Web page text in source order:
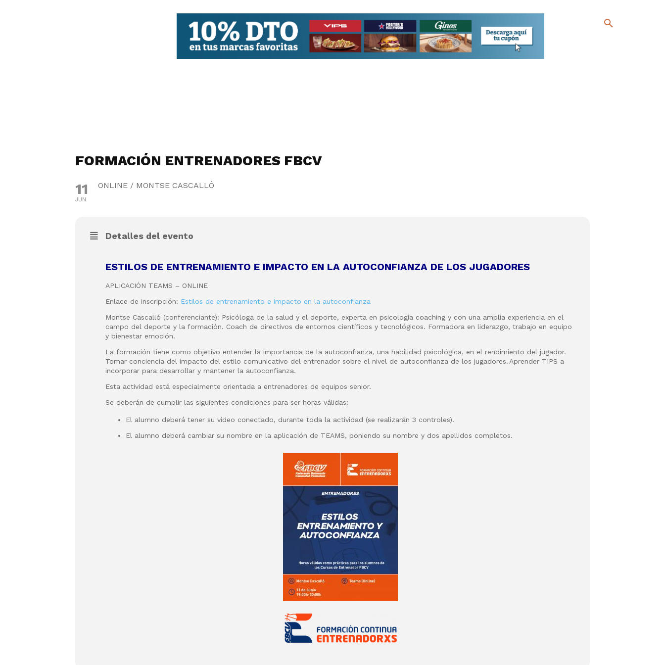
FORMACIÓN ENTRENADORES FBCV
11
JUN
ONLINE / MONTSE CASCALLÓ
Detalles del evento
ESTILOS DE ENTRENAMIENTO E IMPACTO EN LA AUTOCONFIANZA DE LOS JUGADORES
APLICACIÓN TEAMS – ONLINE
Enlace de inscripción: Estilos de entrenamiento e impacto en la autoconfianza
Montse Cascalló (conferenciante): Psicóloga de la salud y el deporte, experta en psicología coaching y con una amplia experiencia en el
campo del deporte y la formación. Coach de directivos de entornos científicos y tecnológicos. Formadora en liderazgo, trabajo en equipo
y bienestar emoción.
La formación tiene como objetivo entender la importancia de la autoconfianza, una habilidad psicológica, en el rendimiento del jugador.
Tomar conciencia del impacto del estilo comunicativo del entrenador sobre el nivel de autoconfianza de los jugadores. Aprender TIPS a
incorporar para desarrollar y mantener la autoconfianza.
Esta actividad está especialmente orientada a entrenadores de equipos senior.
Se deberán de cumplir las siguientes condiciones para ser horas válidas:
El alumno deberá tener su vídeo conectado, durante toda la actividad (se realizarán 3 controles).
El alumno deberá cambiar su nombre en la aplicación de TEAMS, poniendo su nombre y dos apellidos completos.